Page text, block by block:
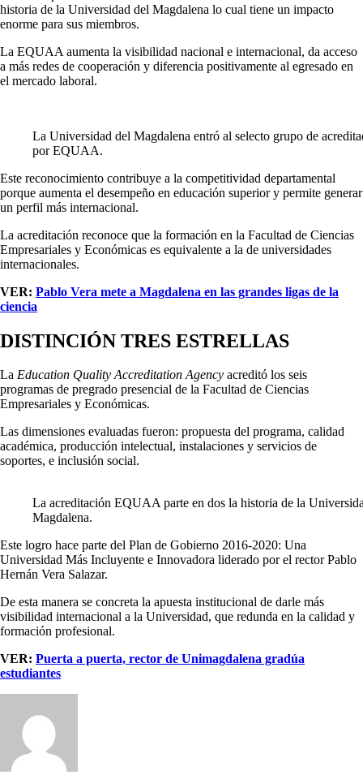
historia de la Universidad del Magdalena lo cual tiene un impacto
enorme para sus miembros.
La EQUAA aumenta la visibilidad nacional e internacional, da acceso
a más redes de cooperación y diferencia positivamente al egresado en
el mercado laboral.
La Universidad del Magdalena entró al selecto grupo de
por EQUAA.
Este reconocimiento contribuye a la competitividad departamental
porque aumenta el desempeño en educación superior y permite generar
un perfil más internacional.
La acreditación reconoce que la formación en la Facultad de Ciencias
Empresariales y Económicas es equivalente a la de universidades
internacionales.
VER: Pablo Vera mete a Magdalena en las grandes ligas de la
ciencia
DISTINCIÓN TRES ESTRELLAS
La Education Quality Accreditation Agency acreditó los seis
programas de pregrado presencial de la Facultad de Ciencias
Empresariales y Económicas.
Las dimensiones evaluadas fueron: propuesta del programa, calidad
académica, producción intelectual, instalaciones y servicios de
soportes, e inclusión social.
La acreditación EQUAA parte en dos la historia de la
Magdalena.
Este logro hace parte del Plan de Gobierno 2016-2020: Una
Universidad Más Incluyente e Innovadora liderado por el rector Pablo
Hernán Vera Salazar.
De esta manera se concreta la apuesta institucional de darle más
visibilidad internacional a la Universidad, que redunda en la calidad y
formación profesional.
VER: Puerta a puerta, rector de Unimagdalena gradúa
estudiantes